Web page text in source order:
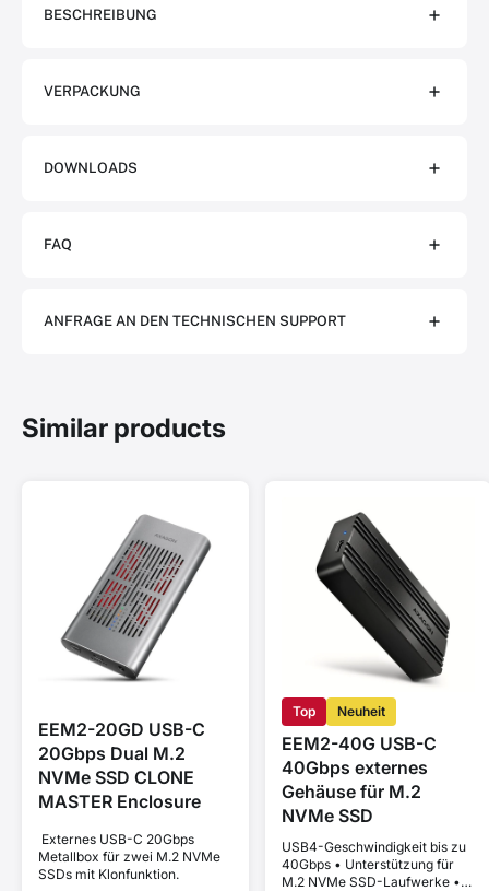
BESCHREIBUNG
VERPACKUNG
DOWNLOADS
FAQ
ANFRAGE AN DEN TECHNISCHEN SUPPORT
Similar products
EEM2-20GD USB-C
20Gbps Dual M.2
NVMe SSD CLONE
MASTER Enclosure
Externes USB-C 20Gbps
Metallbox für zwei M.2 NVMe
Top Neuheit
EEM2-40G USB-C
40Gbps externes
Gehäuse für M.2
NVMe SSD
USB4-Geschwindigkeit bis zu
40Gbps • Unterstützung für
M.2 NVMe SSD-Laufwerke •